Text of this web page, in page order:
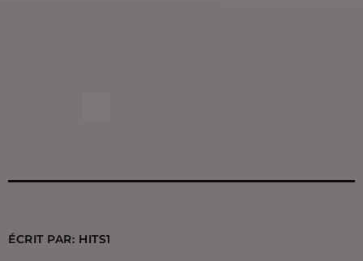
ÉCRIT PAR: HITS1